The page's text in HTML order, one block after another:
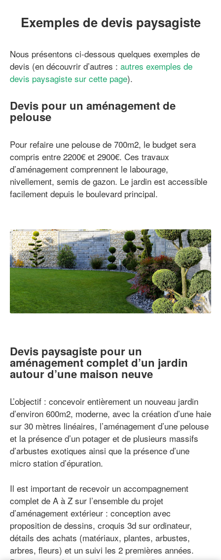
Exemples de devis paysagiste
Nous présentons ci-dessous quelques exemples de
devis (en découvrir d’autres : autres exemples de
devis paysagiste sur cette page).
Devis pour un aménagement de
pelouse
Pour refaire une pelouse de 700m2, le budget sera
compris entre 2200€ et 2900€. Ces travaux
d’aménagement comprennent le labourage,
nivellement, semis de gazon. Le jardin est accessible
facilement depuis le boulevard principal.
Devis paysagiste pour un
aménagement complet d’un jardin
autour d’une maison neuve
L’objectif : concevoir entièrement un nouveau jardin
d’environ 600m2, moderne, avec la création d’une haie
sur 30 mètres linéaires, l’aménagement d’une pelouse
et la présence d’un potager et de plusieurs massifs
d’arbustes exotiques ainsi que la présence d’une
micro station d’épuration.
Il est important de recevoir un accompagnement
complet de A à Z sur l’ensemble du projet
d’aménagement extérieur : conception avec
proposition de dessins, croquis 3d sur ordinateur,
détails des achats (matériaux, plantes, arbustes,
arbres, fleurs) et un suivi les 2 premières années.